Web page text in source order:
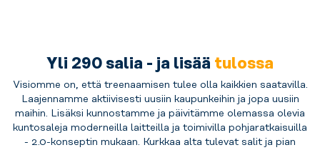
Yli 290 salia - ja lisää tulossa
Visiomme on, että treenaamisen tulee olla kaikkien saatavilla.
Laajennamme aktiivisesti uusiin kaupunkeihin ja jopa uusiin
maihin. Lisäksi kunnostamme ja päivitämme olemassa olevia
kuntosaleja moderneilla laitteilla ja toimivilla pohjaratkaisuilla
- 2.0-konseptin mukaan. Kurkkaa alta tulevat salit ja pian